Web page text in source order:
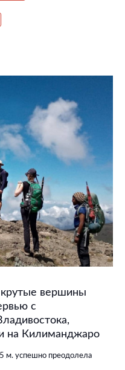
вершины
с
на Килиманджаро
м. успешно преодолела